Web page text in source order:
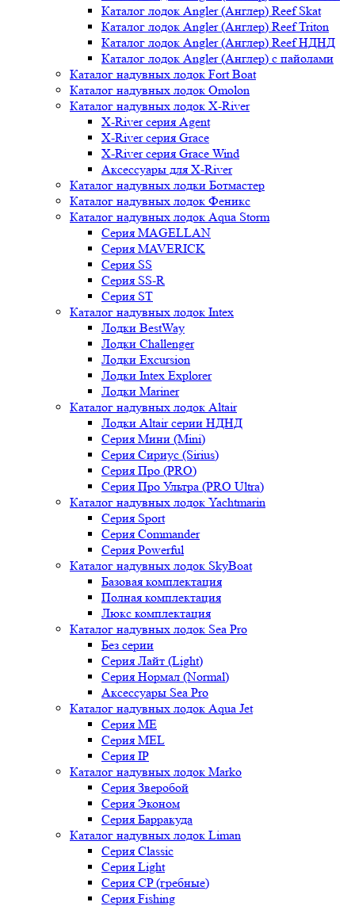
Каталог лодок Angler (Англер) Reef Skat
Каталог лодок Angler (Англер) Reef Triton
Каталог лодок Angler (Англер) Reef НДНД
Каталог лодок Angler (Англер) с пайолами
Каталог надувных лодок Fort Boat
Каталог надувных лодок Omolon
Каталог надувных лодок X-River
X-River серия Agent
X-River серия Grace
X-River серия Grace Wind
Аксессуары для X-River
Каталог надувных лодки Ботмастер
Каталог надувных лодок Феникc
Каталог надувных лодок Aqua Storm
Серия MAGELLAN
Серия MAVERICK
Серия SS
Серия SS-R
Серия ST
Каталог надувных лодок Intex
Лодки BestWay
Лодки Challenger
Лодки Excursion
Лодки Intex Explorer
Лодки Mariner
Каталог надувных лодок Altair
Лодки Altair серии НДНД
Серия Мини (Mini)
Серия Сириус (Sirius)
Серия Про (PRO)
Серия Про Ультра (PRO Ultra)
Каталог надувных лодок Yachtmarin
Серия Sport
Серия Commander
Серия Powerful
Каталог надувных лодок SkyBoat
Базовая комплектация
Полная комплектация
Люкс комплектация
Каталог надувных лодок Sea Pro
Без серии
Серия Лайт (Light)
Серия Нормал (Normal)
Аксессуары Sea Pro
Каталог надувных лодок Aqua Jet
Серия ME
Серия MEL
Серия IP
Каталог надувных лодок Marko
Серия Зверобой
Серия Эконом
Серия Барракуда
Каталог надувных лодок Liman
Серия Classic
Серия Light
Серия CP (гребные)
Серия Fishing